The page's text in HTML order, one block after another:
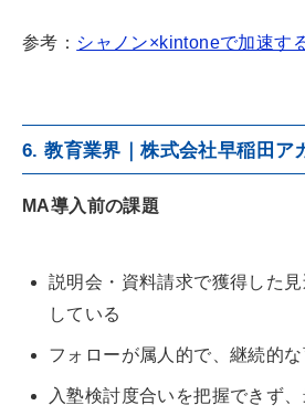
参考： シャノン×kintoneで加速す
6. 教育業界｜株式会社早稲田ア
MA導入前の課題
説明会・資料請求で獲得した
している
フォローが属人的で、継続的
入塾検討度合いを把握できず